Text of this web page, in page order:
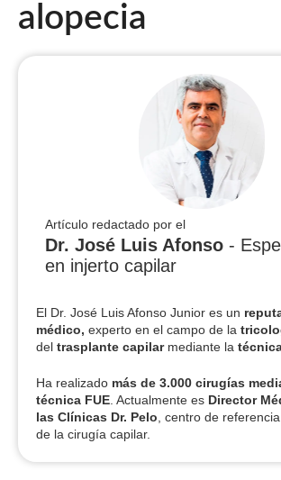
alopecia
Artículo redactado por el
Dr. José Luis Afonso -
en injerto capilar
El Dr. José Luis Afonso Junior es un
médico, experto en el campo de la
del trasplante capilar mediante la
Ha realizado más de 3.000 cirugías
técnica FUE . Actualmente es Director
las Clínicas Dr. Pelo , centro de
de la cirugía capilar.